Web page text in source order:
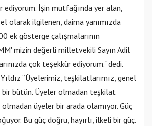
ediyorum. İşin mutfağında yer alan,
olarak ilgilenen, daima yanımızda
ek gösterge çalışmalarının
mizin değerli milletvekili Sayın Adil
çok teşekkür ediyorum." dedi.
“Üyelerimiz, teşkilatlarımız, genel
bir bütün. Üyeler olmadan teşkilat
üyeler bir arada olamıyor. Güç
Bu güç doğru, hayırlı, ilkeli bir güç.